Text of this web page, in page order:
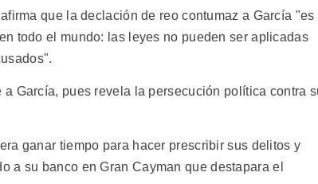
que la declación de reo contumaz a García "es
todo el mundo: las leyes no pueden ser aplicadas
García, pues revela la persecución política contra
ganar tiempo para hacer prescribir sus delitos y
a su banco en Gran Cayman que destapara el